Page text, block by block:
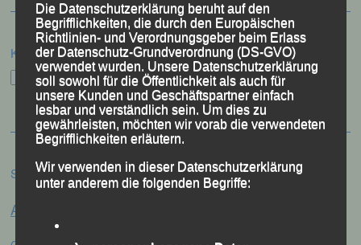
Kategorien
Kategorien
Schlagwörter
Alex Sellner
Die Datenschutzerklärung beruht auf den
Begrifflichkeiten, die durch den Europäischen
Richtlinien- und Verordnungsgeber beim Erlass
der Datenschutz-Grundverordnung (DS-GVO)
verwendet wurden. Unsere Datenschutzerklärung
soll sowohl für die Öffentlichkeit als auch für
unsere Kunden und Geschäftspartner einfach
lesbar und verständlich sein. Um dies zu
gewährleisten, möchten wir vorab die verwendeten
Begrifflichkeiten erläutern.
Wir verwenden in dieser Datenschutzerklärung
unter anderem die folgenden Begriffe: